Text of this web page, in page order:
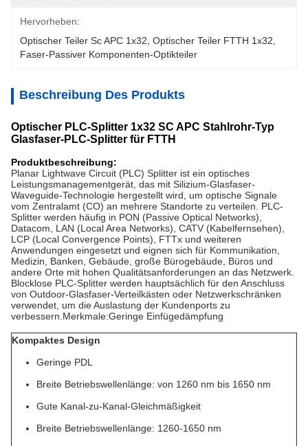
Hervorheben:
Optischer Teiler Sc APC 1x32 Optischer Teiler FTTH 1x32
Faser-Passiver Komponenten-Optikteiler
Beschreibung Des Produkts
Optischer PLC-Splitter 1x32 SC APC Stahlrohr-Typ
Glasfaser-PLC-Splitter für FTTH
Produktbeschreibung:
Planar Lightwave Circuit (PLC) Splitter ist ein optisches
Leistungsmanagementgerät, das mit Silizium-Glasfaser-
Waveguide-Technologie hergestellt wird, um optische Signale
vom Zentralamt (CO) an mehrere Standorte zu verteilen. PLC-
Splitter werden häufig in PON (Passive Optical Networks),
Datacom, LAN (Local Area Networks), CATV (Kabelfernsehen),
LCP (Local Convergence Points), FTTx und weiteren
Anwendungen eingesetzt und eignen sich für Kommunikation,
Medizin, Banken, Gebäude, große Bürogebäude, Büros und
andere Orte mit hohen Qualitätsanforderungen an das Netzwerk.
Blocklose PLC-Splitter werden hauptsächlich für den Anschluss
von Outdoor-Glasfaser-Verteilkästen oder Netzwerkschränken
verwendet, um die Auslastung der Kundenports zu
verbessern. Merkmale:Geringe Einfügedämpfung
Kompaktes Design
Geringe PDL
Breite Betriebswellenlänge: von 1260 nm bis 1650 nm
Gute Kanal-zu-Kanal-Gleichmäßigkeit
Breite Betriebswellenlänge: 1260-1650 nm